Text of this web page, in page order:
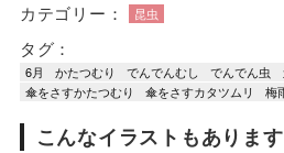
カテゴリー： 昆虫
タグ：
6月 かたつむり でんでんむし でんでん虫
傘をさすかたつむり
傘をさすカタツムリ 梅
こんなイラストもあります